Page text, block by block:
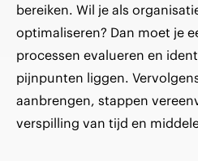
bereiken. Wil je als
optimaliseren? Dan moet je
processen evalueren en
pijnpunten liggen.
aanbrengen, stappen
verspilling van tijd en